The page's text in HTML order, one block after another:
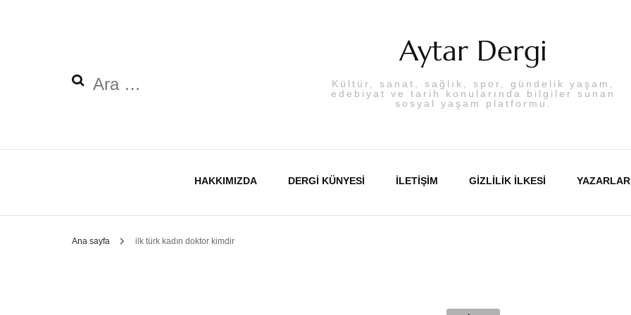
Arama:
Aytar Dergi
Kültür, sanat, sağlık, spor, gündelik yaşam,
edebiyat ve tarih konularında bilgiler sunan
sosyal yaşam platformu.
HAKKIMIZDA DERGI KÜNYESI İLETIŞIM GIZLILIK İLKESI
Ana sayfa ilk türk kadın doktor kimdir